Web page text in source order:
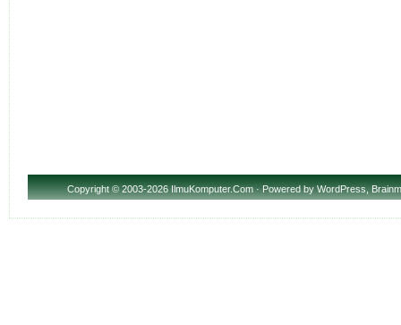
Copyright© 2003-2026 IlmuKomputer.Com · Powered byWordPress,